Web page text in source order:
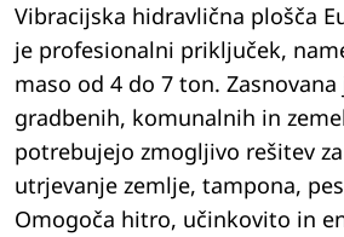
Vibracijska hidravlična plošča
je profesionalni priključek,
maso od 4 do 7 ton. Zasnovana
gradbenih, komunalnih in
potrebujejo zmogljivo rešitev
utrjevanje zemlje, tampona,
Omogoča hitro, učinkovito in